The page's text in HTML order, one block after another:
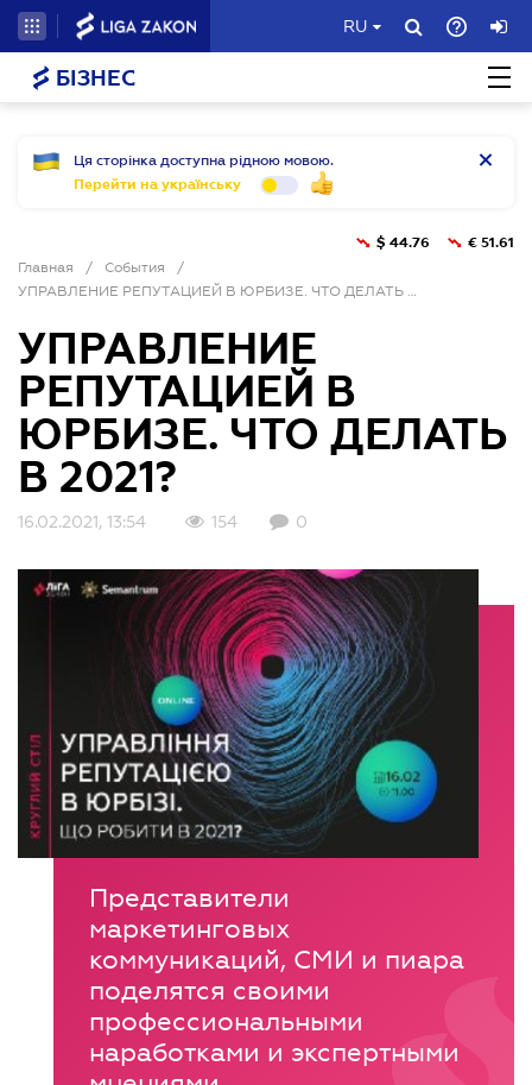
RU
БІЗНЕС
Ця сторінка доступна рідною мовою.
Перейти на українську
Главная / События
/
УПРАВЛЕНИЕ РЕПУТАЦИЕЙ В ЮРБИЗЕ. ЧТО ДЕЛАТЬ В 2021?
$ 44.76 € 51.61
УПРАВЛЕНИЕ
РЕПУТАЦИЕЙ В
ЮРБИЗЕ. ЧТО ДЕЛАТЬ
В 2021?
16.02.2021, 13:54 154 0
Представители
маркетинговых
коммуникаций, СМИ и пиара
поделятся своими
профессиональными
наработками и экспертными